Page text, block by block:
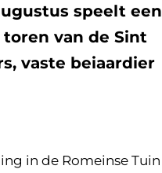
speelt een
van de Sint
vaste beiaardier
in de Romeinse Tuin